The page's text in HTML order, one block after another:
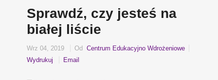
Sprawdź, czy jesteś na
białej liście
Wrz 04, 2019 OdCentrum Edukacyjno Wdrożeniowe
Wydrukuj
Email